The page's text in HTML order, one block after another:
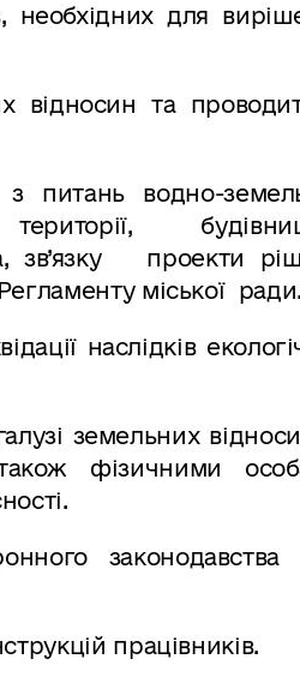
необхідних для
відносин та
з питань водно-
зв’язку проекти
міської ради.
наслідків
земельних
фізичними
працівників.